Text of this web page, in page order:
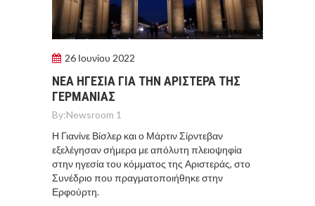
26 Ιουνίου 2022
ΝΕΑ ΗΓΕΣΙΑ ΓΙΑ ΤΗΝ ΑΡΙΣΤΕΡΑ ΤΗΣ
ΓΕΡΜΑΝΙΑΣ
By:Newsroom 1
Η Γιανίνε Βίσλερ και ο Μάρτιν Σίρντεβαν
εξελέγησαν σήμερα με απόλυτη πλειοψηφία
στην ηγεσία του κόμματος της Αριστεράς, στο
Συνέδριο που πραγματοποιήθηκε στην
Ερφούρτη.